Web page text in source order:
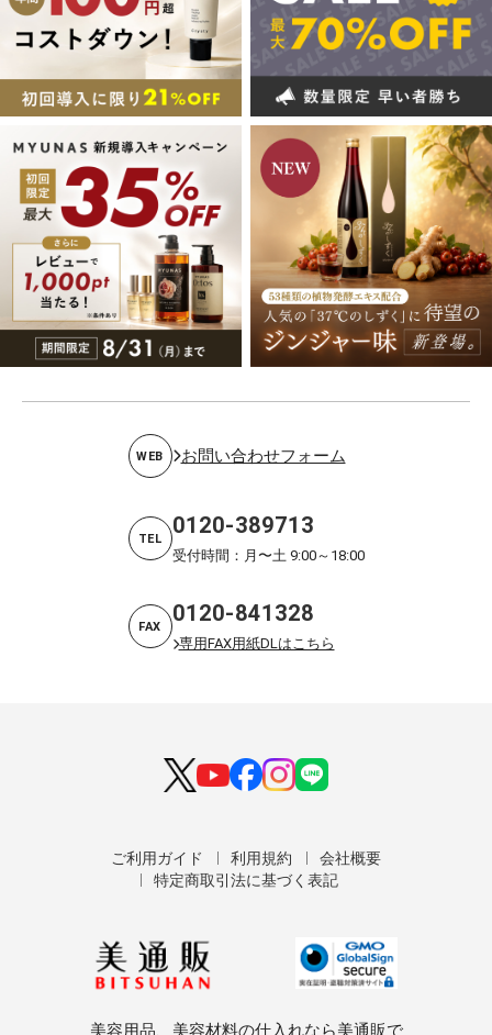
WEB お問い合わせフォーム
TEL 0120-389713
受付時間：月〜土 9:00～18:00
FAX 0120-841328
専用FAX用紙DLはこちら
ご利用ガイド 利用規約
会社概要
特定商取引法に基づく表記
美容用品、美容材料の仕入れなら美通販で